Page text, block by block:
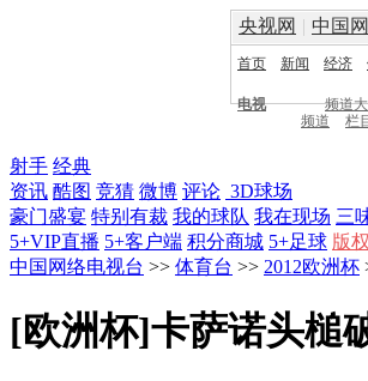
央视网 | 中国
首页 新闻 经济
电视 频道
频道
栏
射手 经典
资讯 酷图 竞猜 微博 评论 3D球场
豪门盛宴 特别有裁 我的球队 我在现场 三
5+VIP直播 5+客户端 积分商城 5+足球 版
中国网络电视台 >> 体育台 >> 2012欧洲杯
[欧洲杯]卡萨诺头槌